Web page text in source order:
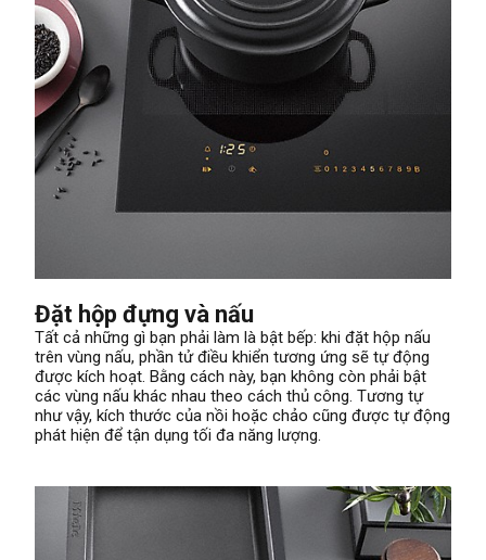
Đặt hộp đựng và nấu
Tất cả những gì bạn phải làm là bật bếp: khi đặt hộp nấu
trên vùng nấu, phần tử điều khiển tương ứng sẽ tự động
được kích hoạt. Bằng cách này, bạn không còn phải bật
các vùng nấu khác nhau theo cách thủ công. Tương tự
như vậy, kích thước của nồi hoặc chảo cũng được tự động
phát hiện để tận dụng tối đa năng lượng.